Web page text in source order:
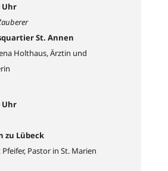
Uhr
St. Annen
Holthaus, Ärztin und
Uhr
zu Lübeck
Pastor in St. Marien